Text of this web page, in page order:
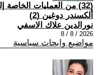
(32) من العمليات
ألكسندر دوغين (2)
نورالدين علاك الاسفي
2026 / 8 / 8
مواضيع وابحاث سياسية